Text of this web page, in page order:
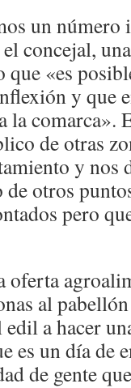
un
concejal,
«es
y que
la comarca».
de otras
y nos
otros
pero
oferta
al
a hacer
es un día de
de gente